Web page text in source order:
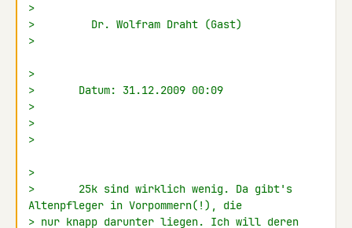
>
>         Dr. Wolfram Draht (Gast)
>
>
>       Datum: 31.12.2009 00:09
>
>
>
>
>       25k sind wirklich wenig. Da gibt's
Altenpfleger in Vorpommern(!), die
> nur knapp darunter liegen. Ich will deren